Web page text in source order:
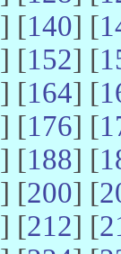
] [140] [
] [152] [
] [164] [
] [176] [
] [188] [
] [200] [
] [212] [